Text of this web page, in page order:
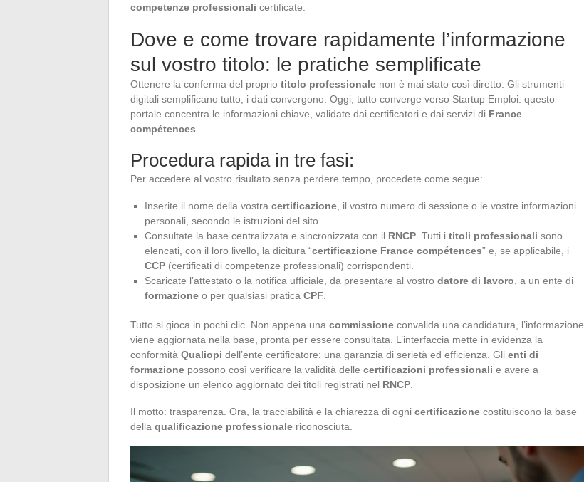
competenze professionali certificate.
Dove e come trovare rapidamente l’informazione
sul vostro titolo: le pratiche semplificate
Ottenere la conferma del proprio titolo professionale non è mai stato così diretto. Gli strumenti
digitali semplificano tutto, i dati convergono. Oggi, tutto converge verso Startup Emploi: questo
portale concentra le informazioni chiave, validate dai certificatori e dai servizi di France
compétences
Procedura rapida in tre fasi:
Per accedere al vostro risultato senza perdere tempo, procedete come segue:
Inserite il nome della vostra certificazione , il vostro numero di sessione o le vostre informazioni
personali, secondo le istruzioni del sito.
Consultate la base centralizzata e sincronizzata con il RNCP . Tutti i titoli professionali sono
elencati, con il loro livello, la dicitura “certificazione France compétences” e, se applicabile, i
CCP (certificati di competenze professionali) corrispondenti.
Scaricate l’attestato o la notifica ufficiale, da presentare al vostro datore di lavoro , a un ente di
formazione o per qualsiasi pratica CPF
Tutto si gioca in pochi clic. Non appena una commissione convalida una candidatura, l’informazione
viene aggiornata nella base, pronta per essere consultata. L’interfaccia mette in evidenza la
conformità Qualiopi dell’ente certificatore: una garanzia di serietà ed efficienza. Gli enti di
formazione possono così verificare la validità delle certificazioni professionali e avere a
disposizione un elenco aggiornato dei titoli registrati nel RNCP
Il motto: trasparenza. Ora, la tracciabilità e la chiarezza di ogni certificazione costituiscono la base
della qualificazione professionale riconosciuta.